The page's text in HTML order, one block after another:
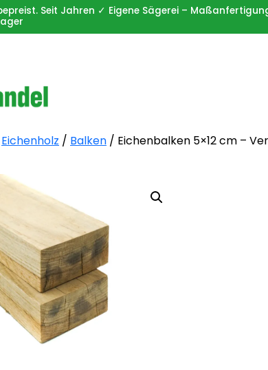
Seit Jahren ✓ Eigene Sägerei –
Eichenholz / Balken / Eichenbalken 5×12 cm –